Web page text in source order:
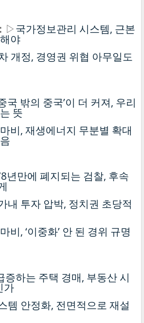
▷국가정보관리 시스템, 근본
야
개정, 경영권 위협 아무일도
국 밖의 중국’이 더 커져, 우리
뜻
비, 재생에너지 무분별 확대
년만에 폐지되는 검찰, 후속
내 투자 압박, 정치권 초당적
비, ‘이중화’ 안 된 경위 규명
증하는 주택 경매, 부동산 시
가
템 안정화, 전면적으로 재설